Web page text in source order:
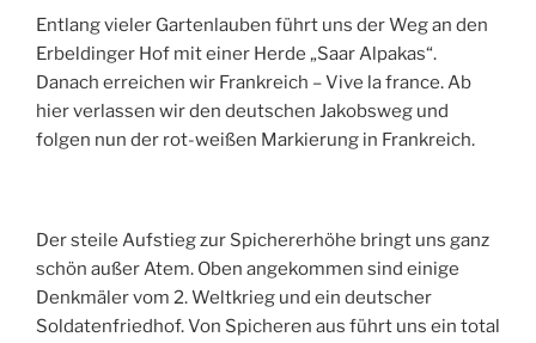
Entlang vieler Gartenlauben führt uns der Weg an den
Erbeldinger Hof mit einer Herde „Saar Alpakas“.
Danach erreichen wir Frankreich – Vive la france. Ab
hier verlassen wir den deutschen Jakobsweg und
folgen nun der rot-weißen Markierung in Frankreich.
Der steile Aufstieg zur Spichererhöhe bringt uns ganz
schön außer Atem. Oben angekommen sind einige
Denkmäler vom 2. Weltkrieg und ein deutscher
Soldatenfriedhof. Von Spicheren aus führt uns ein total